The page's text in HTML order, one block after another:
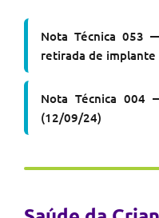
Nota Técnica 053
retirada de implante
Nota Técnica 004
(12/09/24)